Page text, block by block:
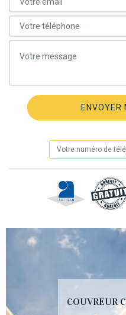
COUVREUR